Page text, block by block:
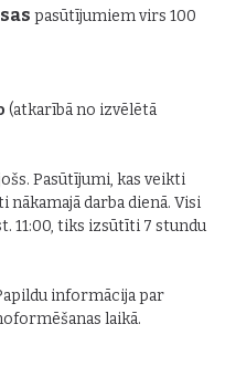
pasūtījumiem virs 100
(atkarībā no izvēlētā
Pasūtījumi, kas veikti
nākamajā darba dienā. Visi
11:00, tiks izsūtīti 7 stundu
informācija par
laikā.